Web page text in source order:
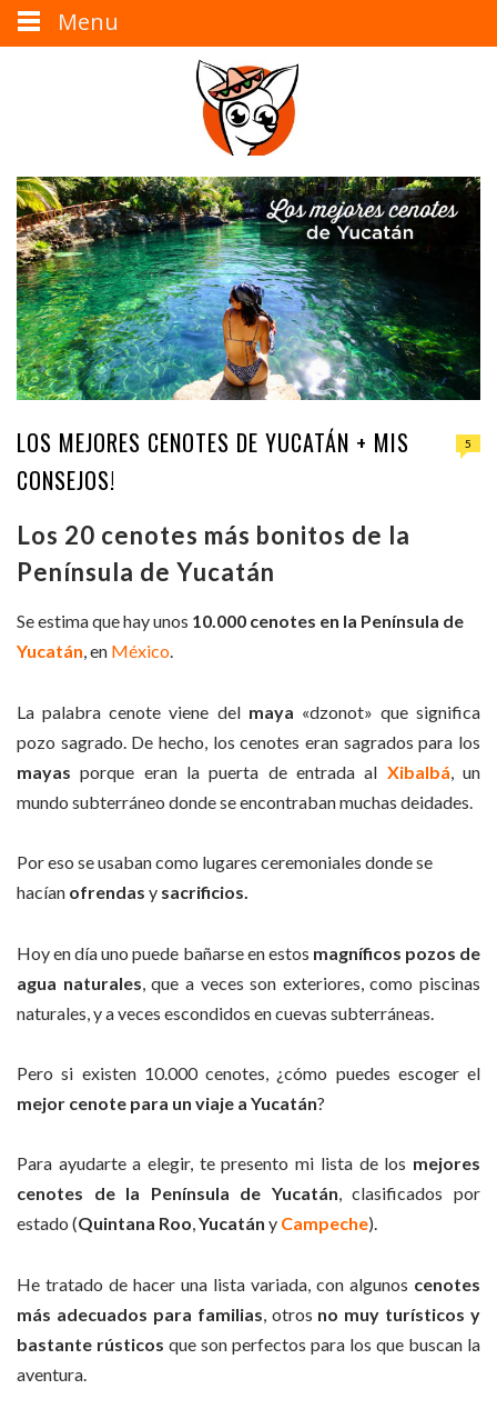
LOS MEJORES CENOTES DE YUCATÁN + MIS
CONSEJOS!
5
Los 20 cenotes más bonitos de la
Península de Yucatán
Se estima que hay unos 10.000 cenotes en la Península de
Yucatán, en México.
La palabra cenote viene delmaya «dzonot» que significa
pozo sagrado. De hecho, los cenotes eran sagrados para los
mayas porque eran la puerta de entrada al Xibalbá , un
mundo subterráneo donde se encontraban muchas deidades.
Por eso se usaban como lugares ceremoniales donde se
hacían ofrendas y sacrificios.
Hoy en día uno puede bañarse en estos magníficos pozos de
agua naturales , que a veces son exteriores, como piscinas
naturales, y a veces escondidos en cuevas subterráneas.
Pero si existen 10.000 cenotes, ¿cómo puedes escoger el
mejor cenote para un viaje a Yucatán?
Para ayudarte a elegir, te presento mi lista de los mejores
cenotes de la Península de Yucatán, clasificados por
estado (Quintana Roo,Yucatán y Campeche).
He tratado de hacer una lista variada, con algunos cenotes
más adecuados para familias, otros no muy turísticos y
bastante rústicos que son perfectos para los que buscan la
aventura.
Menu